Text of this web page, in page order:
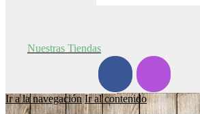
Nuestras Tiendas
Ir a la navegación Ir al contenido